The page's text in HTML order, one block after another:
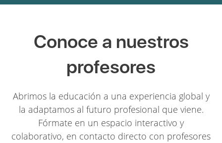
Conoce a nuestros
profesores
Abrimos la educación a una experiencia global y
la adaptamos al futuro profesional que viene.
Fórmate en un espacio interactivo y
colaborativo, en contacto directo con profesores